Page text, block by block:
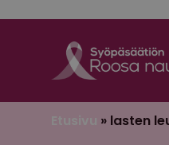
» lasten